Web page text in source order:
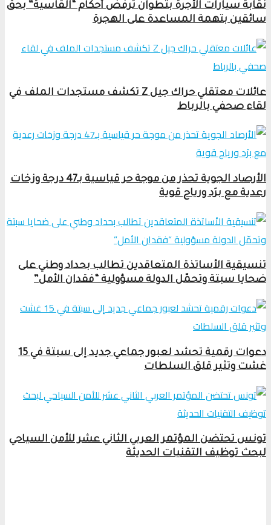
نقابة سيارات الأجرة بتطوان ترفض أحكام “القاسية” بحق
سائقين بتهمة المساعدة على الهجرة
عائلات معتقلي حراك جيل Z تكشف مستجدات الملف في
لقاء صحفي بالرباط
الأرصاد الجوية تحذر من موجة حر قياسية بـ47 درجة وزخات
رعدية مع برَد ورياح قوية
تنسيقية الأساتذة المتعاقدين تطالب بحداد وطني على
ضحايا سبتة وتحمّل الدولة مسؤولية “فقدان الأمل”
دعوات رقمية تحشد لعبور جماعي جديد إلى سبتة في 15
غشت وتثير قلق السلطات
تونس تحتضن المؤتمر العربي الثاني عشر للأمن السياحي
لبحث توظيف التقنيات الحديثة